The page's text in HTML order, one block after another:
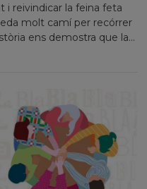
i reivindicar la feina feta
molt camí per recórrer
ens demostra que la...